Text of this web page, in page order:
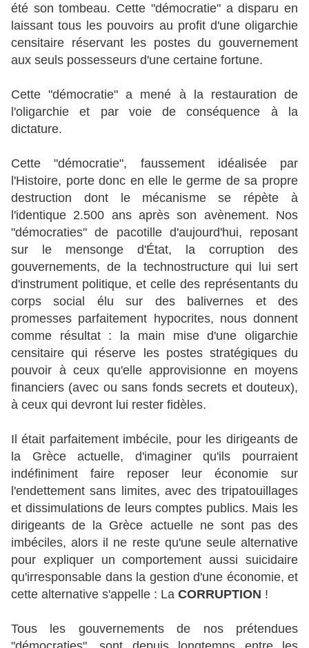
été son tombeau. Cette "démocratie" a disparu en
laissant tous les pouvoirs au profit d'une oligarchie
censitaire réservant les postes du gouvernement
aux seuls possesseurs d'une certaine fortune.
Cette "démocratie" a mené à la restauration de
l'oligarchie et par voie de conséquence à la
dictature.
Cette "démocratie", faussement idéalisée par
l'Histoire, porte donc en elle le germe de sa propre
destruction dont le mécanisme se répète à
l'identique 2.500 ans après son avènement. Nos
"démocraties" de pacotille d'aujourd'hui, reposant
sur le mensonge d'État, la corruption des
gouvernements, de la technostructure qui lui sert
d'instrument politique, et celle des représentants du
corps social élu sur des balivernes et des
promesses parfaitement hypocrites, nous donnent
comme résultat : la main mise d'une oligarchie
censitaire qui réserve les postes stratégiques du
pouvoir à ceux qu'elle approvisionne en moyens
financiers (avec ou sans fonds secrets et douteux),
à ceux qui devront lui rester fidèles.
Il était parfaitement imbécile, pour les dirigeants de
la Grèce actuelle, d'imaginer qu'ils pourraient
indéfiniment faire reposer leur économie sur
l'endettement sans limites, avec des tripatouillages
et dissimulations de leurs comptes publics. Mais les
dirigeants de la Grèce actuelle ne sont pas des
imbéciles, alors il ne reste qu'une seule alternative
pour expliquer un comportement aussi suicidaire
qu'irresponsable dans la gestion d'une économie, et
cette alternative s'appelle : La CORRUPTION !
Tous les gouvernements de nos prétendues